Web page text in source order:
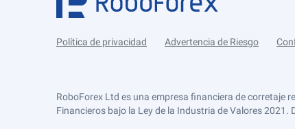
Política de privacidad Advertencia de Riesgo
RoboForex Ltd es una empresa financiera de corretaje
Financieros bajo la Ley de la Industria de Valores 2021.